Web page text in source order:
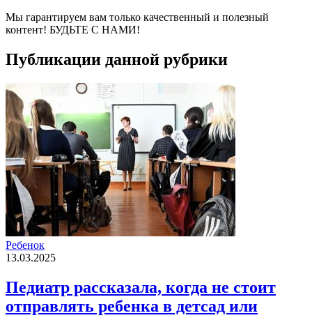
Мы гарантируем вам только качественный и полезный
контент! БУДЬТЕ С НАМИ!
Публикации данной рубрики
Ребенок
13.03.2025
Педиатр рассказала, когда не стоит
отправлять ребенка в детсад или